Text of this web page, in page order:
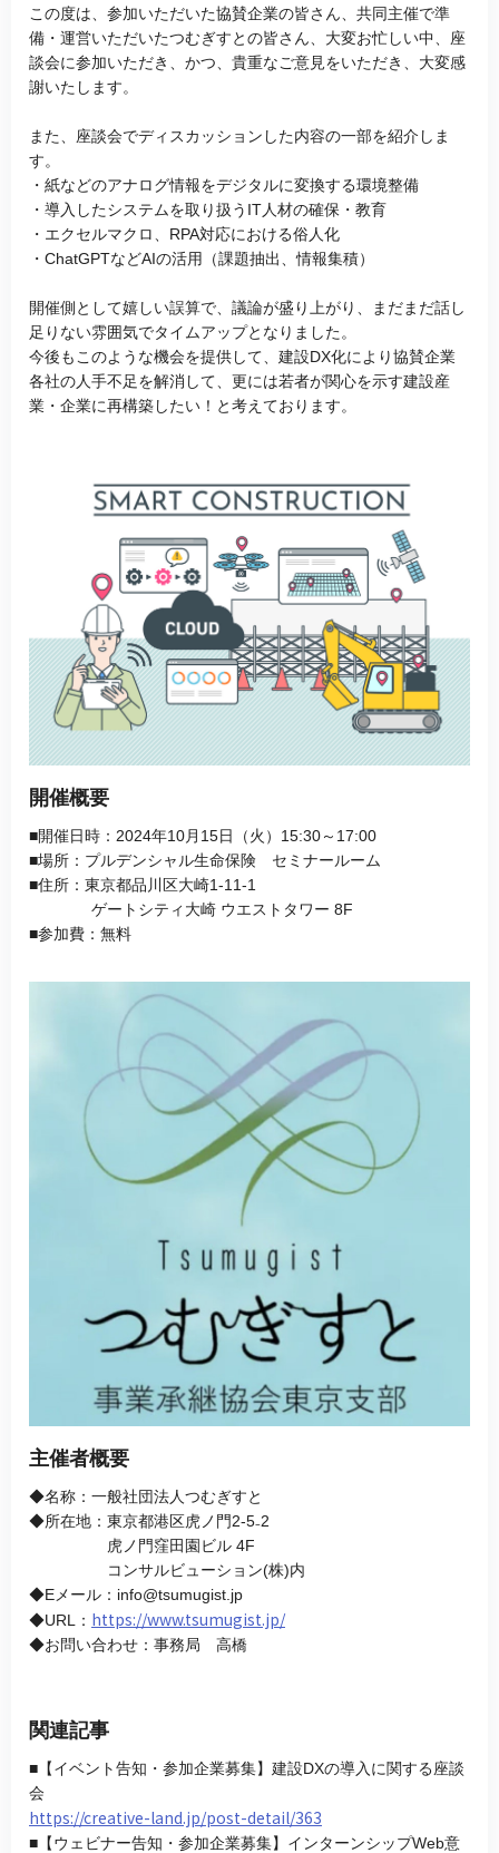
この度は、参加いただいた協賛企業の皆さん、共同主催で準
備・運営いただいたつむぎすとの皆さん、大変お忙しい中、座
談会に参加いただき、かつ、貴重なご意見をいただき、大変感
謝いたします。
また、座談会でディスカッションした内容の一部を紹介しま
す。
・紙などのアナログ情報をデジタルに変換する環境整備
・導入したシステムを取り扱うIT人材の確保・教育
・エクセルマクロ、RPA対応における俗人化
・ChatGPTなどAIの活用（課題抽出、情報集積）
開催側として嬉しい誤算で、議論が盛り上がり、まだまだ話し
足りない雰囲気でタイムアップとなりました。
今後もこのような機会を提供して、建設DX化により協賛企業
各社の人手不足を解消して、更には若者が関心を示す建設産
業・企業に再構築したい！と考えております。
開催概要
■開催日時：2024年10月15日（火）15:30～17:00
■場所：プルデンシャル生命保険 セミナールーム
■住所：東京都品川区大崎1-11-1
ゲートシティ大崎 ウエストタワー 8F
■参加費：無料
主催者概要
◆名称：一般社団法人つむぎすと
◆所在地：東京都港区虎ノ門2-5₋2
虎ノ門窪田園ビル 4F
コンサルビューション(株)内
◆Eメール：info@tsumugist.jp
◆URL： https://www.tsumugist.jp/
◆お問い合わせ：事務局 高橋
関連記事
■【イベント告知・参加企業募集】建設DXの導入に関する座談
会
https://creative-land.jp/post-detail/363
■【ウェビナー告知・参加企業募集】インターンシップWeb意